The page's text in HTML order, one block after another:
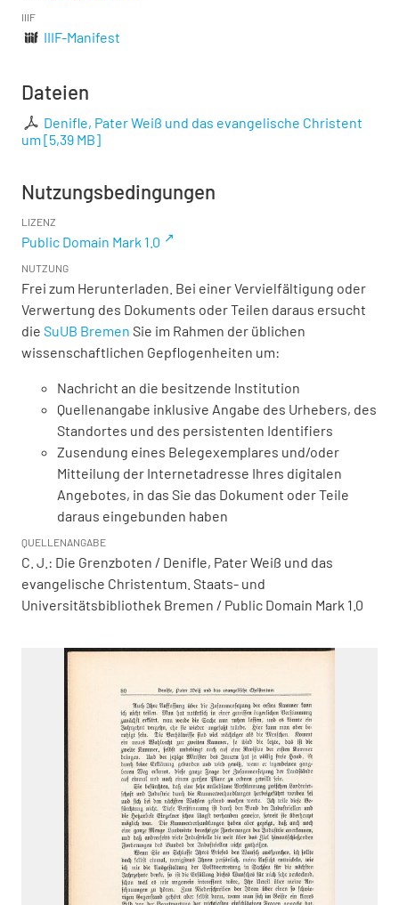
IIIF
IIIF-Manifest
Dateien
Denifle, Pater Weiß und das evangelische Christent
um [5,39 MB]
Nutzungsbedingungen
LIZENZ
Public Domain Mark 1.0
NUTZUNG
Frei zum Herunterladen. Bei einer Vervielfältigung oder
Verwertung des Dokuments oder Teilen daraus ersucht
die SuUB Bremen Sie im Rahmen der üblichen
wissenschaftlichen Gepflogenheiten um:
Nachricht an die besitzende Institution
Quellenangabe inklusive Angabe des Urhebers, des
Standortes und des persistenten Identifiers
Zusendung eines Belegexemplares und/oder
Mitteilung der Internetadresse Ihres digitalen
Angebotes, in das Sie das Dokument oder Teile
daraus eingebunden haben
QUELLENANGABE
C. J.: Die Grenzboten / Denifle, Pater Weiß und das
evangelische Christentum. Staats- und
Universitätsbibliothek Bremen / Public Domain Mark 1.0